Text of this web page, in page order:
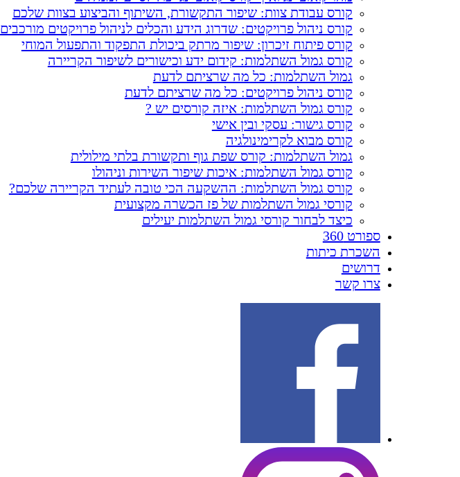
קורס עבודת צוות: שיפור התקשורת, השיתוף והביצוע בצוות שלכם
קורס ניהול פרויקטים: שדרוג הידע והכלים לניהול פרויקטים מורכבים
קורס פיתוח זיכרון: שיפור מרתק ביכולת התפקוד והתפעול המוחי
קורס גמול השתלמות: קידום ידע וכישורים לשיפור הקריירה
גמול השתלמות: כל מה שרציתם לדעת
קורס ניהול פרויקטים: כל מה שרציתם לדעת
קורס גמול השתלמות: איזה קורסים יש ?
קורס גישור: עסקי ובין אישי
קורס מבוא לקרימינולגיה
גמול השתלמות: קורס שפת גוף ותקשורת בלתי מילולית
קורס גמול השתלמות: איכות שיפור השירות וניהולו
קורס גמול השתלמות: ההשקעה הכי טובה לעתיד הקריירה שלכם?
קורסי גמול השתלמות של פז הכשרה מקצועית
כיצד לבחור קורסי גמול השתלמות יעילים
ספורט 360
השכרת כיתות
דרושים
צרו קשר